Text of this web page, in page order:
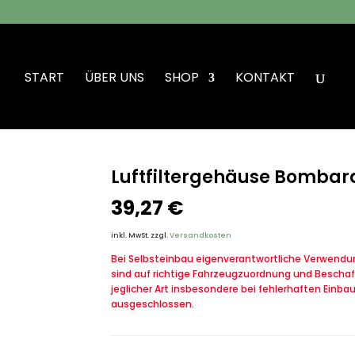
START ÜBER UNS SHOP KONTAKT
Luftfiltergehäuse
39,27 €
inkl. MwSt. zzgl.Versandkosten
Bei Selbsteinbau eigenverantwortliche
sind auf richtige Fahrzeugzuordnung und
jeglicher Art insbesondere bei fehlerhaften
ausgeschlossen.